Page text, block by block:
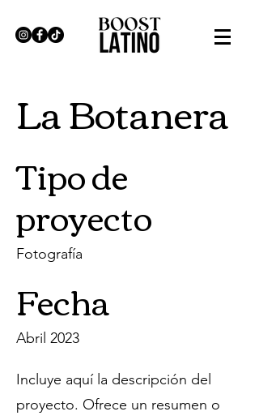
La Botanera
Tipo de
proyecto
Fotografía
Fecha
Abril 2023
Incluye aquí la descripción del
proyecto. Ofrece un resumen o